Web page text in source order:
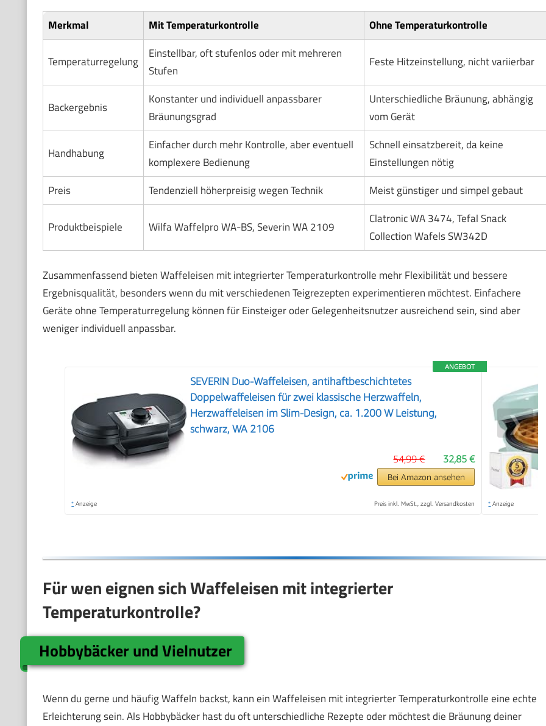
Merkmal Mit Temperaturkontrolle Ohne Temperaturkontrolle
Temperaturregelung
Einstellbar, oft stufenlos oder mit mehreren
Stufen
Feste Hitzeinstellung, nicht variierbar
Backergebnis
Konstanter und individuell anpassbarer
Bräunungsgrad
Unterschiedliche Bräunung, abhängig
vom Gerät
Handhabung
Einfacher durch mehr Kontrolle, aber eventuell
komplexere Bedienung
Schnell einsatzbereit, da keine
Einstellungen nötig
Preis
Tendenziell höherpreisig wegen Technik Meist günstiger und simpel gebaut
Produktbeispiele Wilfa Waffelpro WA-BS, Severin WA 2109
Clatronic WA 3474, Tefal Snack
Collection Wafels SW342D
Zusammenfassend bieten Waffeleisen mit integrierter Temperaturkontrolle mehr Flexibilität und bessere
Ergebnisqualität, besonders wenn du mit verschiedenen Teigrezepten experimentieren möchtest. Einfachere
Geräte ohne Temperaturregelung können für Einsteiger oder Gelegenheitsnutzer ausreichend sein, sind aber
weniger individuell anpassbar.
ANGEBOT
SEVERIN Duo-Waffeleisen, antihaftbeschichtetes
Doppelwaffeleisen für zwei klassische Herzwaffeln,
Herzwaffeleisen im Slim-Design, ca. 1.200 W Leistung,
schwarz, WA 2106
32,85 €
54,99 €
Bei Amazon ansehen
* Anzeige Preis inkl. MwSt., zzgl. Versandkosten * Anzeige
❯
Für wen eignen sich Waffeleisen mit integrierter
Temperaturkontrolle?
Hobbybäcker und Vielnutzer
Wenn du gerne und häufig Waffeln backst, kann ein Waffeleisen mit integrierter Temperaturkontrolle eine echte
Erleichterung sein. Als Hobbybäcker hast du oft unterschiedliche Rezepte oder möchtest die Bräunung deiner